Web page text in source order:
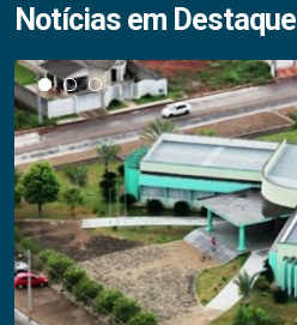
Notícias em Destaque